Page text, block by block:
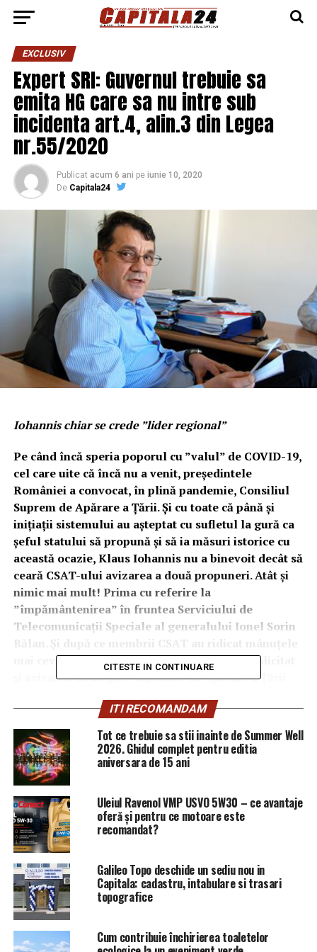
EXCLUSIV
Expert SRI: Guvernul trebuie sa
emita HG care sa nu intre sub
incidenta art.4, alin.3 din Legea
nr.55/2020
Publicat acum 6 ani pe iunie 10, 2020
De Capitala24
Iohannis chiar se crede ”lider regional”
Pe când încă speria poporul cu ”valul” de COVID-19,
cel care uite că încă nu a venit, președintele
României a convocat, în plină pandemie, Consiliul
Suprem de Apărare a Țării. Și cu toate că până și
inițiații sistemului au așteptat cu sufletul la gură ca
șeful statului să propună și să ia măsuri istorice cu
această ocazie, Klaus Iohannis nu a binevoit decât să
ceară CSAT-ului avizarea a două propuneri. Atât și
nimic mai mult! Prima cu referire la
”împământenirea” în fruntea Serviciului de
Telecomunicații Speciale al generalului Ionel Sorin
mai ceva ca în clasa întâi, Klaus Iohannis a solicitat
și avizarea Strategiei Naționale de Apărare a Țării
asemenea aprobat și intrând deja în vigoare. Spre
surprinderea totală a analiștilor și ofițerilor de
informații ai serviciilor secrete, ce-i drept…
Flota ucraineană, cea care alături de ”rablele”
noastre de fregate ar trebui să ”descurajeze
portavioanele rusești”
CITESTE IN CONTINUARE
ITI RECOMANDAM
Tot ce trebuie sa stii inainte de Summer Well
2026. Ghidul complet pentru editia
aniversara de 15 ani
Uleiul Ravenol VMP USVO 5W30 – ce avantaje
oferă și pentru ce motoare este
recomandat?
Galileo Topo deschide un sediu nou in
Capitala: cadastru, intabulare si trasari
topografice
Cum contribuie închirierea toaletelor